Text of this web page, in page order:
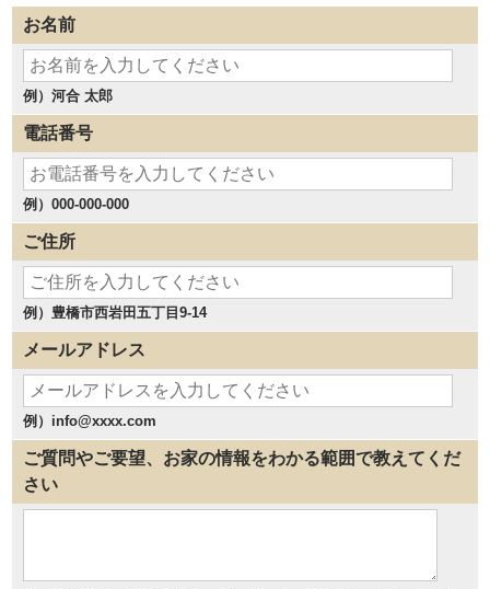
お名前
例）河合 太郎
電話番号
例）000-000-000
ご住所
例）豊橋市西岩田五丁目9-14
メールアドレス
例）info@xxxx.com
ご質問やご要望、お家の情報をわかる範囲で教えてくだ
さい